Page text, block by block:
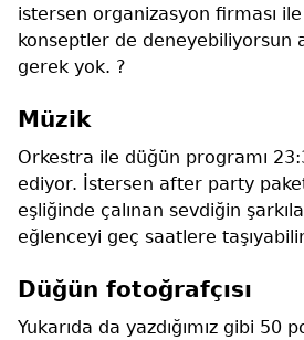
istersen organizasyon firması ile
konseptler de deneyebiliyorsun
gerek yok. ?
Müzik
Orkestra ile düğün programı
ediyor. İstersen after party
eşliğinde çalınan sevdiğin
eğlenceyi geç saatlere
Düğün fotoğrafçısı
Yukarıda da yazdığımız gibi 50